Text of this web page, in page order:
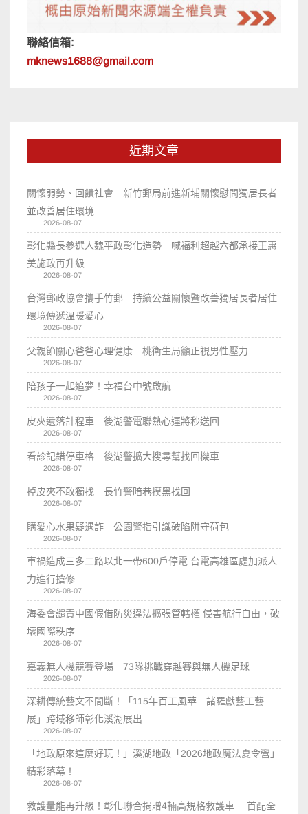
聯絡信箱:
mknews1688@gmail.com
近期文章
關懷弱勢、回饋社會 新竹郵局前進新埔關懷慰問獨居長者
並改善居住環境
2026-08-07
彰化縣長參選人魏平政彰化造勢 喊福利超越六都承接王惠
美施政再升級
2026-08-07
台灣郵政協會攜手竹郵 持續公益關懷暨改善獨居長者居住
環境傳遞溫暖愛心
2026-08-07
父親節關心爸爸心理健康 桃衛生局籲正視男性壓力
2026-08-07
陪孩子一起追夢！幸福台中號啟航
2026-08-07
皮夾遺落計程車 後湖警電聯熱心運將秒送回
2026-08-07
看診記錯停車格 後湖警擴大搜尋幫找回機車
2026-08-07
掉皮夾不敢獨找 長竹警暗巷摸黑找回
2026-08-07
購愛心水果疑遇詐 公園警指引識破陷阱守荷包
2026-08-07
車禍造成三多二路以北一帶600戶停電 台電高雄區處加派人
力進行搶修
2026-08-07
海委會譴責中國假借防災違法擴張管轄權 侵害航行自由，破
壞國際秩序
2026-08-07
嘉義無人機競賽登場 73隊挑戰穿越賽與無人機足球
2026-08-07
深耕傳統藝文不間斷！「115年百工風華 諸羅獻藝工藝
展」跨域移師彰化溪湖展出
2026-08-07
「地政原來這麼好玩！」溪湖地政「2026地政魔法夏令營」
精彩落幕！
2026-08-07
救護量能再升級！彰化聯合捐贈4輛高規格救護車 首配全